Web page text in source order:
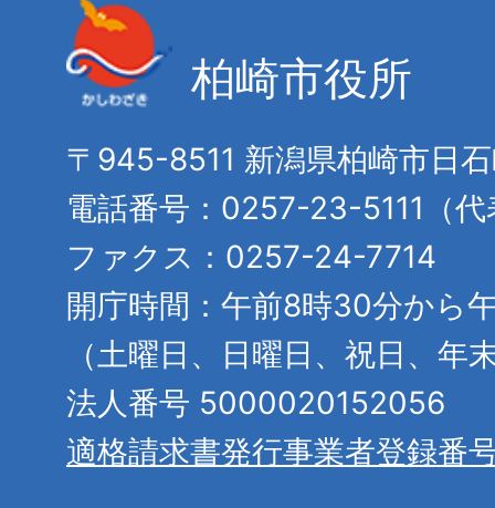
柏崎市役所
〒945-8511 新潟県柏崎市日
電話番号：0257-23-5111（代
ファクス：0257-24-7714
開庁時間：午前8時30分から
（土曜日、日曜日、祝日、年
法人番号 5000020152056
適格請求書発行事業者登録番